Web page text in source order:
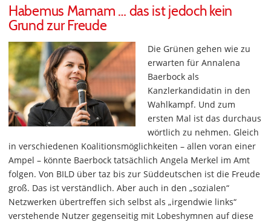
Habemus Mamam … das ist jedoch kein
Grund zur Freude
Die Grünen gehen wie zu
erwarten für Annalena
Baerbock als
Kanzlerkandidatin in den
Wahlkampf. Und zum
ersten Mal ist das durchaus
wörtlich zu nehmen. Gleich
in verschiedenen Koalitionsmöglichkeiten – allen voran einer
Ampel – könnte Baerbock tatsächlich Angela Merkel im Amt
folgen. Von BILD über taz bis zur Süddeutschen ist die Freude
groß. Das ist verständlich. Aber auch in den „sozialen“
Netzwerken übertreffen sich selbst als „irgendwie links“
verstehende Nutzer gegenseitig mit Lobeshymnen auf diese